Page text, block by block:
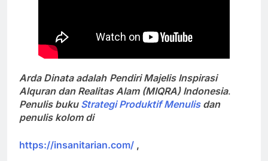
Arda Dinata adalah Pendiri Majelis Inspirasi
Alquran dan Realitas Alam (MIQRA) Indonesia.
Penulis buku Strategi Produktif Menulisdan
penulis kolom di
https://insanitarian.com/ ,